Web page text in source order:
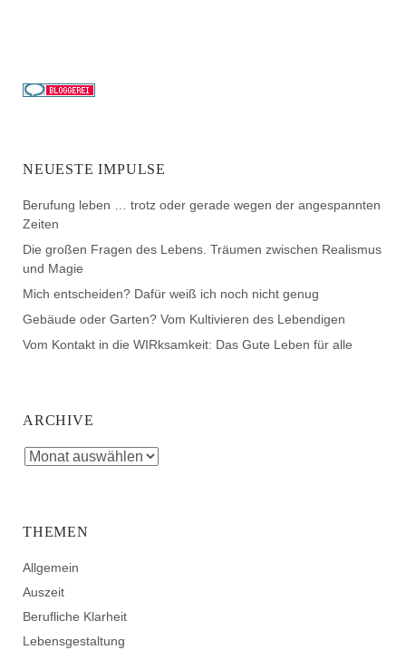
NEUESTE IMPULSE
Berufung leben … trotz oder gerade wegen der angespannten
Zeiten
Die großen Fragen des Lebens. Träumen zwischen Realismus
und Magie
Mich entscheiden? Dafür weiß ich noch nicht genug
Gebäude oder Garten? Vom Kultivieren des Lebendigen
Vom Kontakt in die WIRksamkeit: Das Gute Leben für alle
ARCHIVE
THEMEN
Allgemein
Auszeit
Berufliche Klarheit
Lebensgestaltung